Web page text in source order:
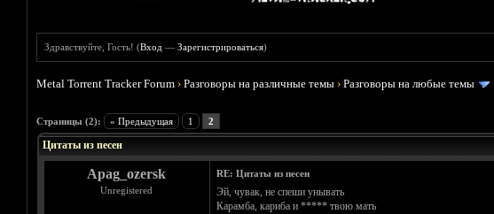
Здравствуйте, Гость! (Вход —Зарегистрироваться)
Metal Torrent Tracker Forum ›Разговоры на различные темы ›Разговоры на любые темы
Страницы (2): « Предыдущая 1 2
Голосов: 1 - Средняя оценка: 5
1
2
3
4
5
Цитаты из песен
Apag_ozersk
Unregistered
RE: Цитаты из песен
Эй, чувак, не спеши унывать
Карамба, кариба и ***** твою мать